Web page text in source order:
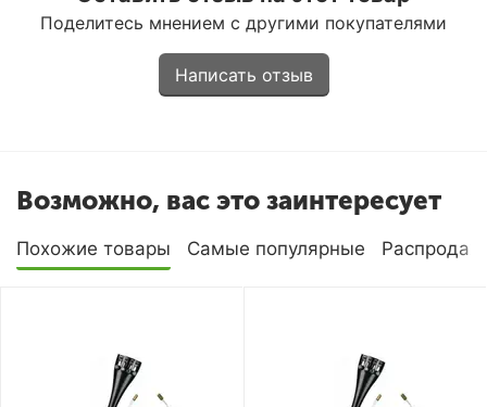
Поделитесь мнением с другими покупателями
Написать отзыв
Возможно, вас это заинтересует
Похожие товары Самые популярные